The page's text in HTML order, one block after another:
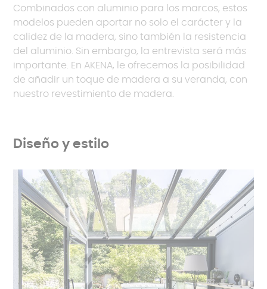
Combinados con aluminio para los marcos, estos
modelos pueden aportar no solo el carácter y la
calidez de la madera, sino también la resistencia
del aluminio. Sin embargo, la entrevista será más
importante. En AKENA, le ofrecemos la posibilidad
de añadir un toque de madera a su veranda, con
nuestro revestimiento de madera.
Diseño y estilo